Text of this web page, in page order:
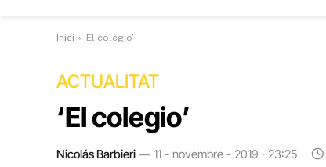
Inici » ‘El colegio’
ACTUALITAT
‘El colegio’
Nicolás Barbieri 11 - novembre - 2019 · 23:25